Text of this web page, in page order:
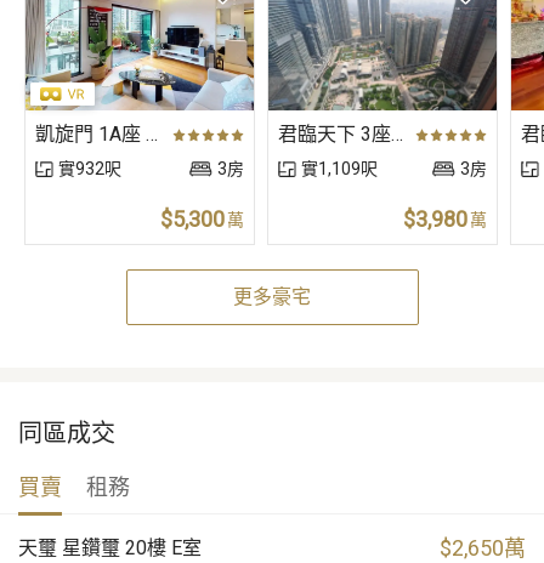
凱旋門 1A座 (朝日閣) 低層 C室
實932呎 3房
$5,300萬
君臨天下 3座 高層 D室
實1,109呎 3房
$3,980萬
更多豪宅
同區成交
買賣 租務
天璽 星鑽璽 20樓 E室 $2,650萬